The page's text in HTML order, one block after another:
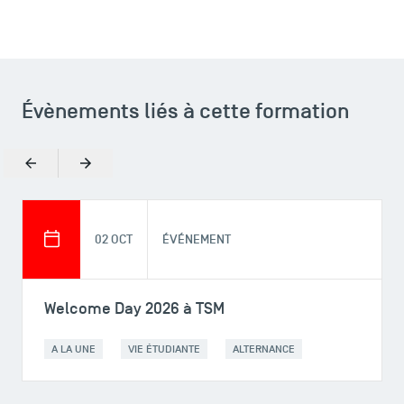
FAQ
Contact
Plans et accès à TSM
Évènements liés à cette formation
PrécédentSuivant
02 OCT ÉVÉNEMENT
Welcome Day 2026 à TSM
A LA UNE VIE ÉTUDIANTE ALTERNANCE